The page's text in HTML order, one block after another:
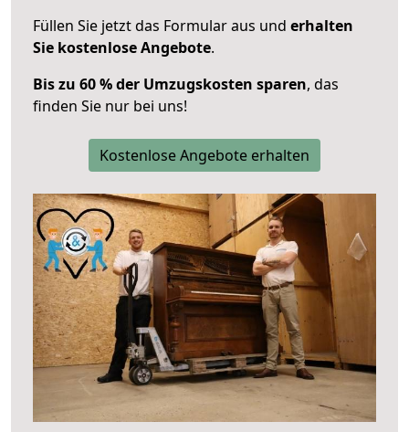
Füllen Sie jetzt das Formular aus und erhalten
Sie kostenlose Angebote.
Bis zu 60 % der Umzugskosten sparen, das
finden Sie nur bei uns!
Kostenlose Angebote erhalten